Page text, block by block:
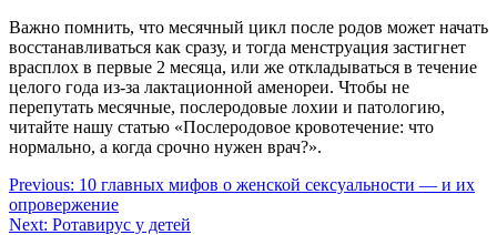
Важно помнить, что месячный цикл после родов может начать
восстанавливаться как сразу, и тогда менструация застигнет
врасплох в первые 2 месяца, или же откладываться в течение
целого года из-за лактационной аменореи. Чтобы не
перепутать месячные, послеродовые лохии и патологию,
читайте нашу статью «Послеродовое кровотечение: что
нормально, а когда срочно нужен врач?».
Навигация
по
Previous: 10 главных мифов о женской сексуальности — и их
опровержение
Next: Ротавирус у детей